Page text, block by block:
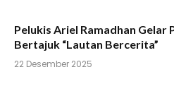
Pelukis Ariel Ramadhan Gelar
Bertajuk “Lautan Bercerita”
22 Desember 2025